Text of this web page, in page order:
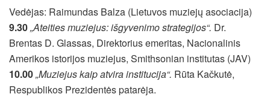
Vedėjas: Raimundas Balza (Lietuvos muziejų asociacija)
9.30„Ateities muziejus: išgyvenimo strategijos“. Dr.
Brentas D. Glassas, Direktorius emeritas, Nacionalinis
Amerikos istorijos muziejus, Smithsonian institutas (JAV)
10.00„Muziejus kaip atvira institucija“. Rūta Kačkutė,
Respublikos Prezidentės patarėja.